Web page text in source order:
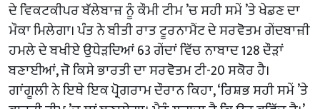
ਦੇ ਵਿਕਟਕੀਪਰ ਬੱਲੇਬਾਜ਼ ਨੂੰ ਕੌਮੀ ਟੀਮ ’ਚ ਸਹੀ ਸਮੇਂ ’ਤੇ ਖੇਡਣ ਦਾ
ਮੌਕਾ ਮਿਲੇਗਾ। ਪੰਤ ਨੇ ਬੀਤੀ ਰਾਤ ਟੂਰਨਾਮੈਂਟ ਦੇ ਸਰਵੋਤਮ ਗੇਂਦਬਾਜ਼ੀ
ਹਮਲੇ ਦੇ ਬਖੀਏ ਉਧੇੜਦਿਆਂ 63 ਗੇਂਦਾਂ ਵਿੱਚ ਨਾਬਾਦ 128 ਦੌੜਾਂ
ਬਣਾਈਆਂ, ਜੋ ਕਿਸੇ ਭਾਰਤੀ ਦਾ ਸਰਵੋਤਮ ਟੀ-20 ਸਕੋਰ ਹੈ।
ਗਾਂਗੂਲੀ ਨੇ ਇਥੇ ਇਕ ਪ੍ਰੋਗਰਾਮ ਦੌਰਾਨ ਕਿਹਾ, ‘ਰਿਸ਼ਭ ਸਹੀ ਸਮੇਂ ’ਤੇ